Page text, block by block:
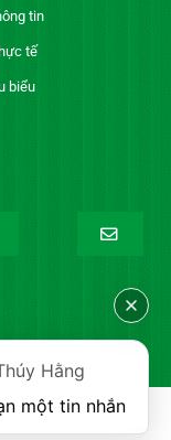
tin
tế
biểu
Hằng
một tin nhắn